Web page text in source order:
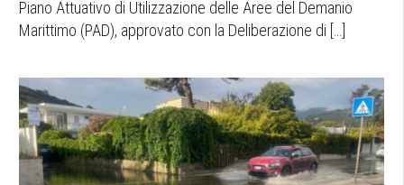
Piano Attuativo di Utilizzazione delle Aree del Demanio
Marittimo (PAD), approvato con la Deliberazione di […]